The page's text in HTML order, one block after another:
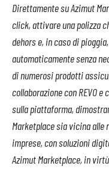
Direttamente su Azimut
click, attivare una polizza
dehors e, in caso di
automaticamente senza
di numerosi prodotti
collaborazione con REVO
sulla piattaforma,
Marketplace sia vicina alle
imprese, con soluzioni
Azimut Marketplace, in